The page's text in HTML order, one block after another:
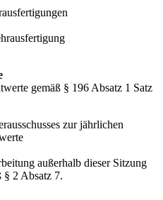
gemäß § 196 Absatz 1 Satz
zur jährlichen
außerhalb dieser Sitzung
§ 2 Absatz 7.